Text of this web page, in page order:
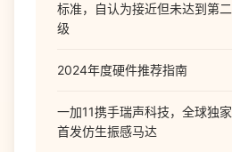
标准，自认为接近但未达到第二
级
2024年度硬件推荐指南
一加11携手瑞声科技，全球独家
首发仿生振感马达